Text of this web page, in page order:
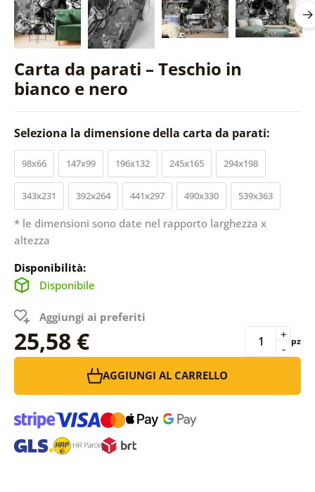
Carta da parati – Teschio in
bianco e nero
Seleziona la dimensione della carta da parati:
98x66 147x99 196x132 245x165 294x198
343x231 392x264 441x297 490x330 539x363
* le dimensioni sono date nel rapporto larghezza x
altezza
Disponibilità:
Disponibile
Aggiungi ai preferiti
25,58 € -
+ pz
AGGIUNGI AL CARRELLO